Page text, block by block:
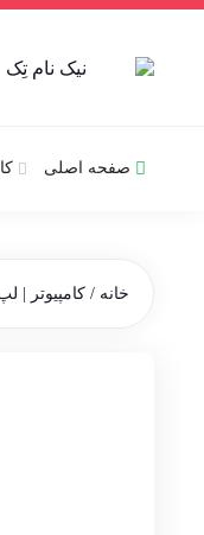
صفحه اصلی
خانه / کامپیوتر |